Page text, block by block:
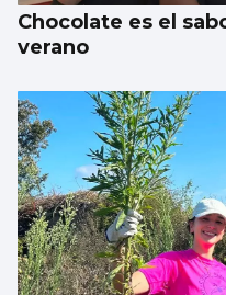
Chocolate es el
verano